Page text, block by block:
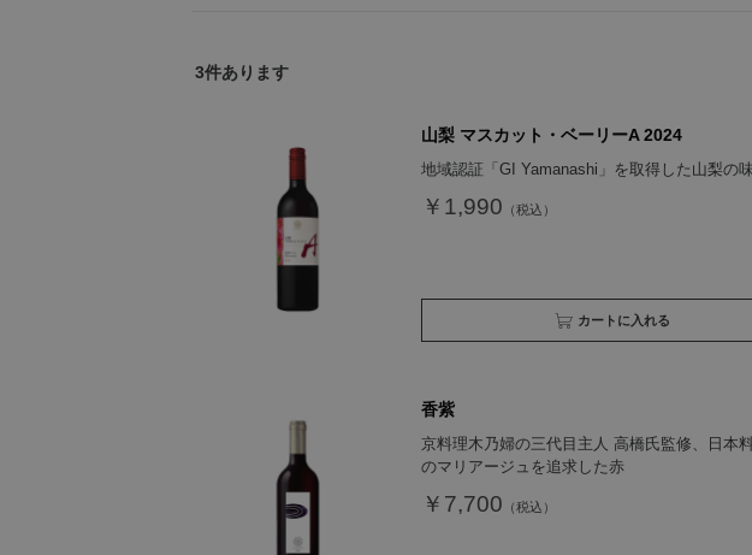
3件あります
山梨 マスカット・ベーリーA 2024
地域認証「GI Yamanashi」を取得した山梨の味
￥1,990
買い物かごへ入れる
香紫
京料理木乃婦の三代目主人 高橋氏監修、日本
のマリアージュを追求した赤
￥7,700